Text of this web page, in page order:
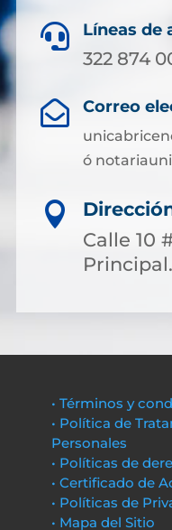
 Líneas de
322 874
 Correo
ó

Calle 10
Principal.
• Términos y
• Política de
Personales
• Políticas de
• Certificado de
• Políticas de
• Mapa del Sitio